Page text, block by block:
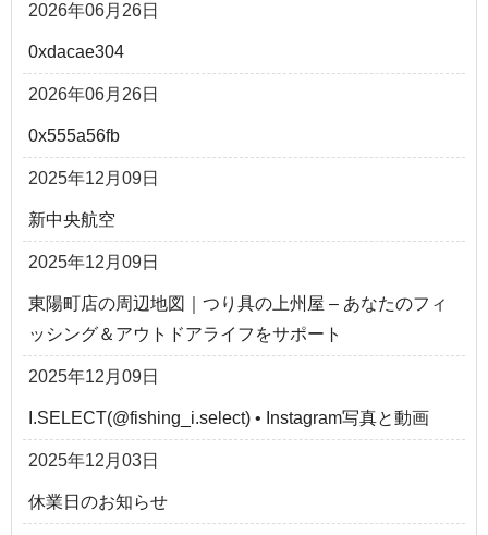
2026年06月26日
0xdacae304
2026年06月26日
0x555a56fb
2025年12月09日
新中央航空
2025年12月09日
東陽町店の周辺地図｜つり具の上州屋 – あなたのフィ
ッシング＆アウトドアライフをサポート
2025年12月09日
I.SELECT(@fishing_i.select) • Instagram写真と動画
2025年12月03日
休業日のお知らせ